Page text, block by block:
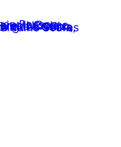
Passos,
Bueno,
Nicolau,
Coelho,
Costa,